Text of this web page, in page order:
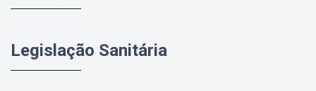
Legislação Sanitária